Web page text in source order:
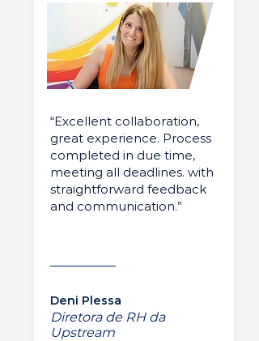
“Excellent collaboration,
great experience. Process
completed in due time,
meeting all deadlines. with
straightforward feedback
and communication.”
Deni Plessa
Diretora de RH da
Upstream